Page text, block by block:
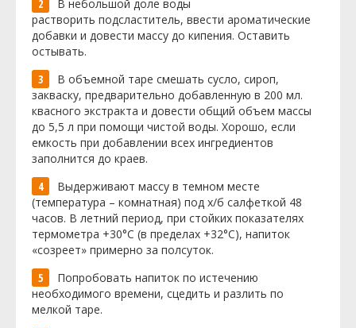
В небольшой доле воды
растворить подсластитель, ввести ароматические
добавки и довести массу до кипения. Оставить
остывать.
В объемной таре смешать сусло, сироп,
закваску, предварительно добавленную в 200 мл.
квасного экстракта и довести общий объем массы
до 5,5 л при помощи чистой воды. Хорошо, если
емкость при добавлении всех ингредиентов
заполнится до краев.
Выдерживают массу в темном месте
(температура – комнатная) под х/б салфеткой 48
часов. В летний период, при стойких показателях
термометра +30°C (в пределах +32°C), напиток
«созреет» примерно за полсуток.
Попробовать напиток по истечению
необходимого времени, сцедить и разлить по
мелкой таре.